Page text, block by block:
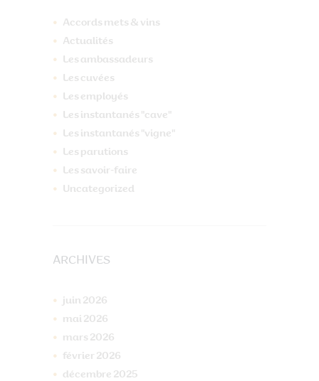
Accords mets & vins
Actualités
Les ambassadeurs
Les cuvées
Les employés
Les instantanés "cave"
Les instantanés "vigne"
Les parutions
Les savoir-faire
Uncategorized
ARCHIVES
juin 2026
mai 2026
mars 2026
février 2026
décembre 2025